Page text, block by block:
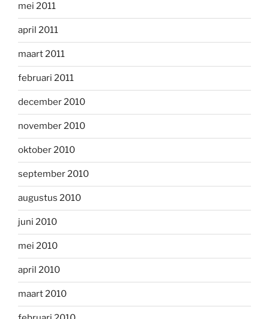
mei 2011
april 2011
maart 2011
februari 2011
december 2010
november 2010
oktober 2010
september 2010
augustus 2010
juni 2010
mei 2010
april 2010
maart 2010